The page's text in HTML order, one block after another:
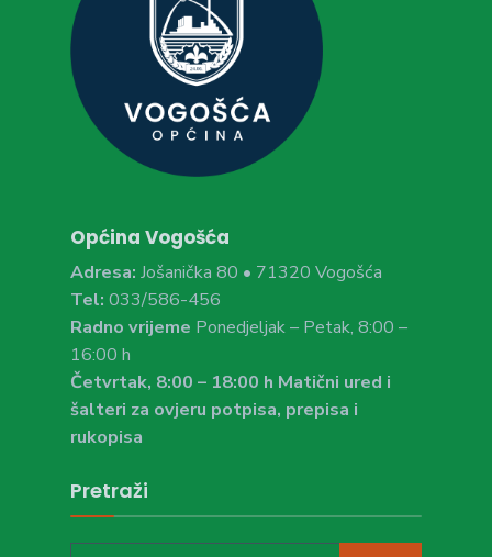
Općina Vogošća
Adresa: Jošanička 80 • 71320 Vogošća
Tel: 033/586-456
Radno vrijeme Ponedjeljak – Petak, 8:00 –
16:00 h
Četvrtak, 8:00 – 18:00 h Matični ured i
šalteri za ovjeru potpisa, prepisa i
rukopisa
Pretraži